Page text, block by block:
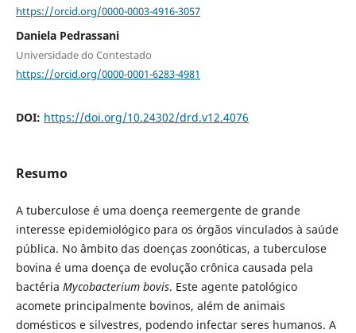
https://orcid.org/0000-0003-4916-3057
Daniela Pedrassani
Universidade do Contestado
https://orcid.org/0000-0001-6283-4981
DOI: https://doi.org/10.24302/drd.v12.4076
Resumo
A tuberculose é uma doença reemergente de grande
interesse epidemiológico para os órgãos vinculados à saúde
pública. No âmbito das doenças zoonóticas, a tuberculose
bovina é uma doença de evolução crônica causada pela
bactéria Mycobacteriumbovis. Este agente patológico
acomete principalmente bovinos, além de animais
domésticos e silvestres, podendo infectar seres humanos. A